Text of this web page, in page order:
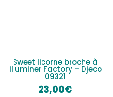
Sweet licorne broche à
illuminer Factory – Djeco
09321
23,00€